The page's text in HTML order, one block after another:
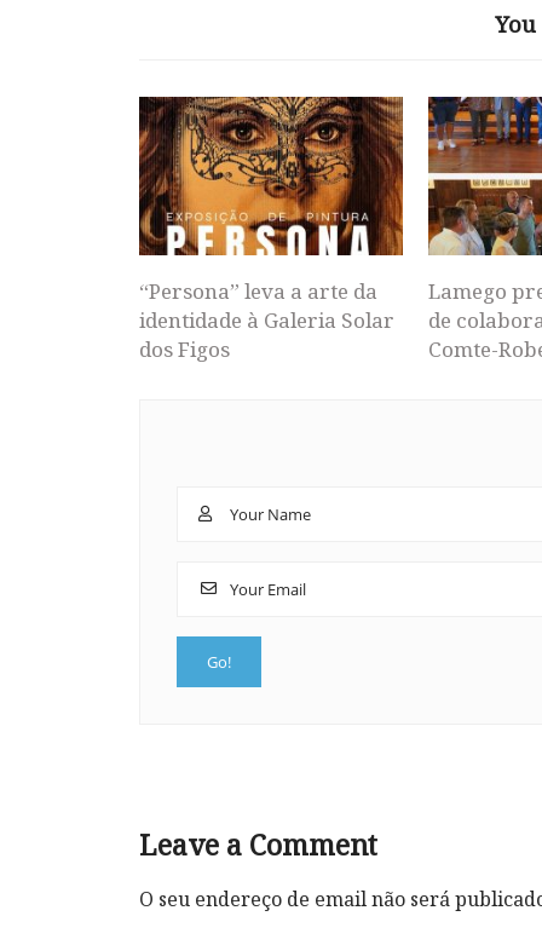
“Persona” leva a arte da
identidade à Galeria Solar
dos Figos
Lamego
de
Comte-
Leave a Comment
O seu endereço de email não será